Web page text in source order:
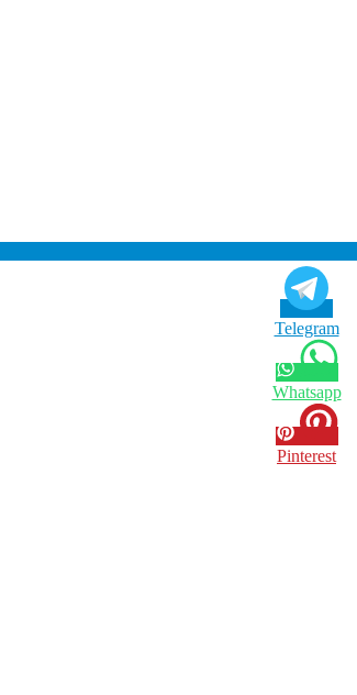
Telegram
Whatsapp
Pinterest